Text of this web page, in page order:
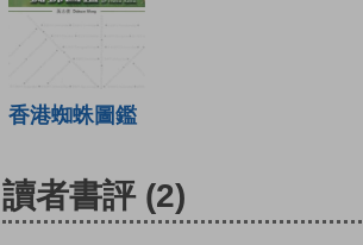
香港蜘蛛圖鑑
讀者書評 (2)